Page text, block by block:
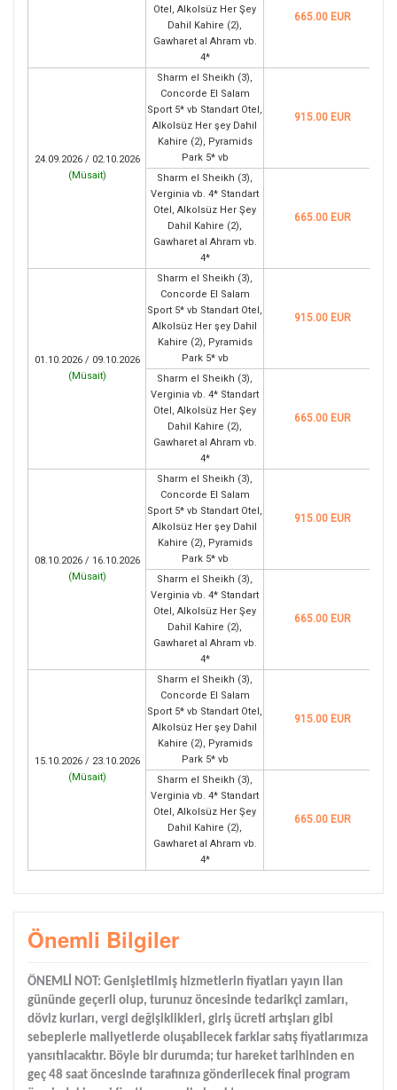
Otel, Alkolsüz Her Şey
Dahil Kahire (2),
Gawharet al Ahram vb.
4*
665.00 EUR
24.09.2026 / 02.10.2026
(Müsait)
Sharm el Sheikh (3),
Concorde El Salam
Sport 5* vb Standart Otel,
Alkolsüz Her şey Dahil
Kahire (2), Pyramids
Park 5* vb
915.00 EUR
Sharm el Sheikh (3),
Verginia vb. 4* Standart
Otel, Alkolsüz Her Şey
Dahil Kahire (2),
Gawharet al Ahram vb.
4*
665.00 EUR
01.10.2026 / 09.10.2026
(Müsait)
Sharm el Sheikh (3),
Concorde El Salam
Sport 5* vb Standart Otel,
Alkolsüz Her şey Dahil
Kahire (2), Pyramids
Park 5* vb
915.00 EUR
Sharm el Sheikh (3),
Verginia vb. 4* Standart
Otel, Alkolsüz Her Şey
Dahil Kahire (2),
Gawharet al Ahram vb.
4*
665.00 EUR
08.10.2026 / 16.10.2026
(Müsait)
Sharm el Sheikh (3),
Concorde El Salam
Sport 5* vb Standart Otel,
Alkolsüz Her şey Dahil
Kahire (2), Pyramids
Park 5* vb
915.00 EUR
Sharm el Sheikh (3),
Verginia vb. 4* Standart
Otel, Alkolsüz Her Şey
Dahil Kahire (2),
Gawharet al Ahram vb.
4*
665.00 EUR
15.10.2026 / 23.10.2026
(Müsait)
Sharm el Sheikh (3),
Concorde El Salam
Sport 5* vb Standart Otel,
Alkolsüz Her şey Dahil
Kahire (2), Pyramids
Park 5* vb
915.00 EUR
Sharm el Sheikh (3),
Verginia vb. 4* Standart
Otel, Alkolsüz Her Şey
Dahil Kahire (2),
Gawharet al Ahram vb.
4*
665.00 EUR
Önemli Bilgiler
ÖNEMLİ NOT: Genişletilmiş hizmetlerin fiyatları yayın ilan
gününde geçerli olup, turunuz öncesinde tedarikçi zamları,
döviz kurları, vergi değişiklikleri, giriş ücreti artışları gibi
sebeplerle maliyetlerde oluşabilecek farklar satış fiyatlarımıza
yansıtılacaktır. Böyle bir durumda; tur hareket tarihinden en
geç 48 saat öncesinde tarafınıza gönderilecek final program